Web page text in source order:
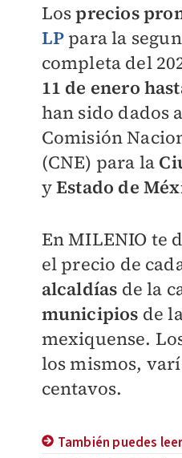
Losprecios
LP para la
completa del
11 de enero
han sido dados
Comisión
(CNE) para la
yEstado de
EnMILENIO te
el precio de
alcaldías de la
municipios de
mexiquense.
los mismos,
centavos.
También puedes